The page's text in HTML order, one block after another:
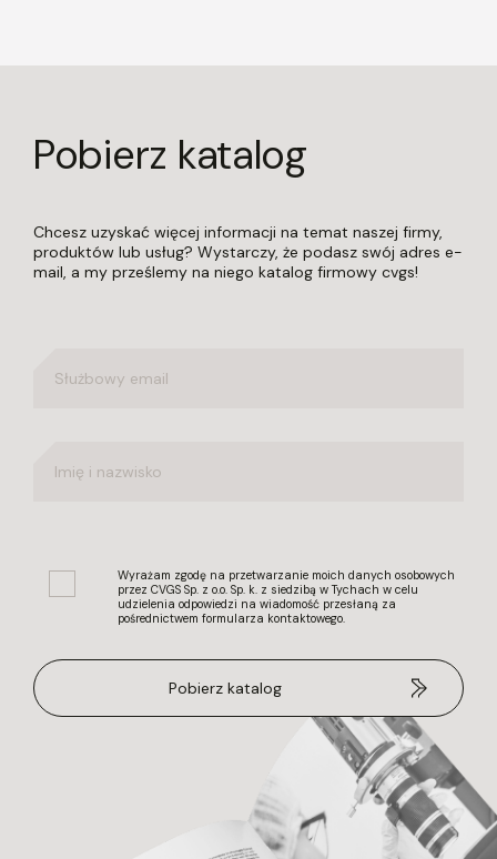
Pobierz katalog
Chcesz uzyskać więcej informacji na temat naszej firmy,
produktów lub usług? Wystarczy, że podasz swój adres e-
mail, a my prześlemy na niego katalog firmowy cvgs!
Wyrażam zgodę na przetwarzanie moich danych osobowych
przez CVGS Sp. z o.o. Sp. k. z siedzibą w Tychach w celu
udzielenia odpowiedzi na wiadomość przesłaną za
pośrednictwem formularza kontaktowego.